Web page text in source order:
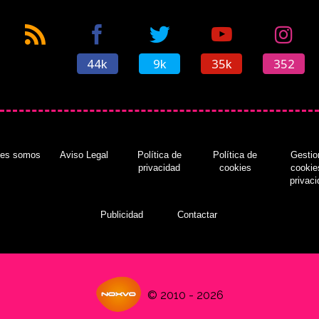
44k 9k 35k 352
somos Aviso Legal
Política de
privacidad
Política de
cookies
Publicidad Contactar
© 2010 - 2026